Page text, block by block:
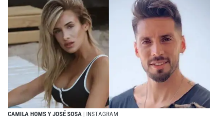
CAMILA HOMS Y JOSÉ SOSA | INSTAGRAM